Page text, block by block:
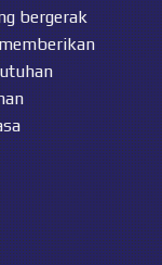
bergerak